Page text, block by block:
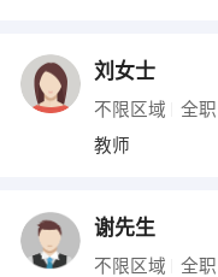
刘女士
不限区域 全职
教师
谢先生
不限区域 全职